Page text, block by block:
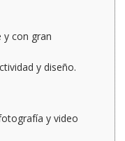
con gran
y diseño.
y video